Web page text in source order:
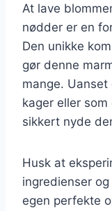
At lave
nødder er en
Den unikke
gør denne
mange.
kager eller
sikkert nyde
Husk at
ingredienser
egen perfekte